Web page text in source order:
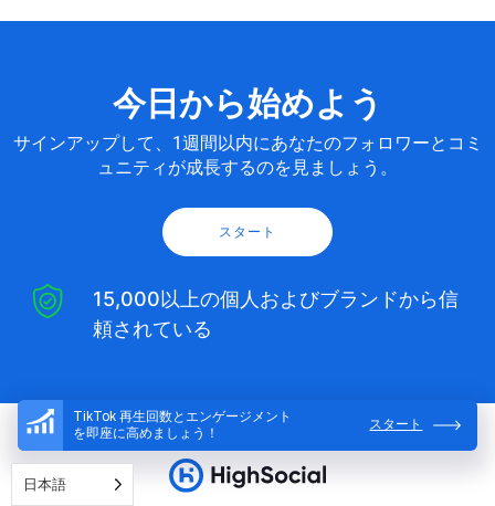
TikTok 再生回数とエンゲージメント
を即座に高めましょう！
スタート
今日から始めよう
サインアップして、1週間以内にあなたのフォロワーとコミ
ュニティが成長するのを見ましょう。
スタート
15,000以上の個人およびブランドから信
頼されている
日本語